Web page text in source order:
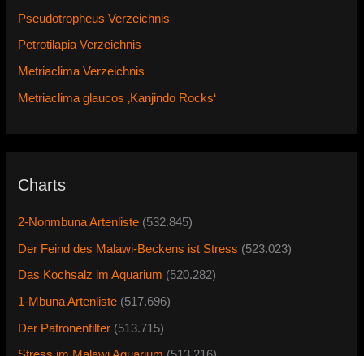
Pseudotropheus Verzeichnis
Petrotilapia Verzeichnis
Metriaclima Verzeichnis
Metriaclima glaucos ‚Kanjindo Rocks‘
Charts
2-Nonmbuna Artenliste (532.845)
Der Feind des Malawi-Beckens ist Stress (523.023)
Das Kochsalz im Aquarium (520.282)
1-Mbuna Artenliste (517.696)
Der Patronenfilter (513.715)